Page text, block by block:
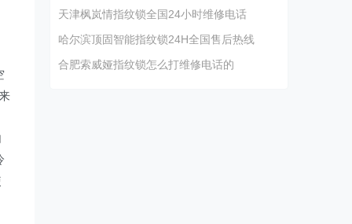
天津枫岚情指纹锁全国24小时维修电话
哈尔滨顶固智能指纹锁24H全国售后热线
合肥索威娅指纹锁怎么打维修电话的